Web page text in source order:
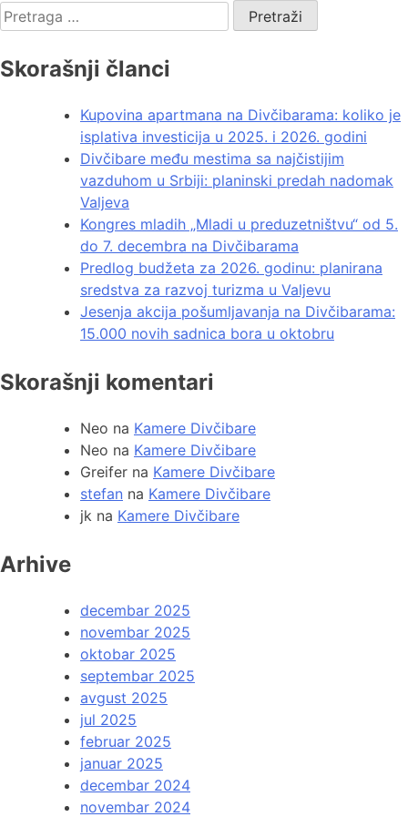
Skorašnji članci
Kupovina apartmana na Divčibarama: koliko je
isplativa investicija u 2025. i 2026. godini
Divčibare među mestima sa najčistijim
vazduhom u Srbiji: planinski predah nadomak
Valjeva
Kongres mladih „Mladi u preduzetništvu“ od 5.
do 7. decembra na Divčibarama
Predlog budžeta za 2026. godinu: planirana
sredstva za razvoj turizma u Valjevu
Jesenja akcija pošumljavanja na Divčibarama:
15.000 novih sadnica bora u oktobru
Skorašnji komentari
Neo na Kamere Divčibare
Neo na Kamere Divčibare
Greifer na Kamere Divčibare
stefan na Kamere Divčibare
jk na Kamere Divčibare
Arhive
decembar 2025
novembar 2025
oktobar 2025
septembar 2025
avgust 2025
jul 2025
februar 2025
januar 2025
decembar 2024
novembar 2024